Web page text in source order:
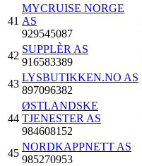
41
MYCRUISE NORGE
AS
929545087
42
SUPPLÈR AS
916583389
43
LYSBUTIKKEN.NO AS
897096382
44
ØSTLANDSKE
TJENESTER AS
984608152
45
NORDKAPPNETT AS
985270953